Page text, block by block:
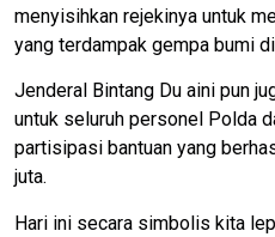
menyisihkan rejekinya untuk
yang terdampak gempa bumi di
Jenderal Bintang Du aini pun
untuk seluruh personel Polda
partisipasi bantuan yang
juta.
Hari ini secara simbolis kita